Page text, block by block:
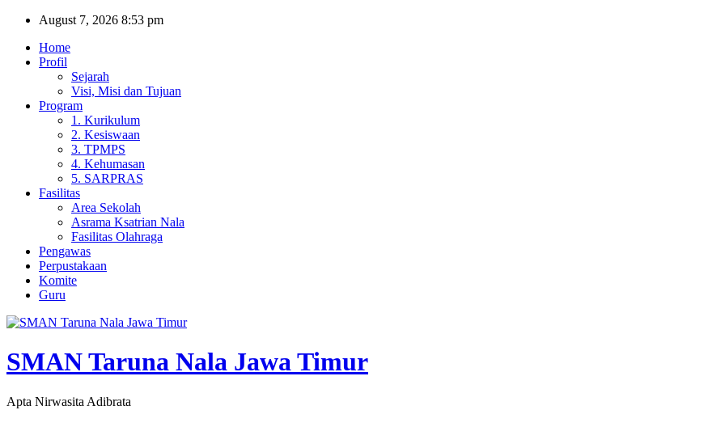
Skip
content
August 7, 2026 8:53 pm
Home
Profil
Sejarah
Visi, Misi dan Tujuan
Program
1. Kurikulum
2. Kesiswaan
3. TPMPS
4. Kehumasan
5. SARPRAS
Fasilitas
Area Sekolah
Asrama Ksatrian Nala
Fasilitas Olahraga
Pengawas
Perpustakaan
Komite
Guru
SMAN Taruna Nala Jawa Timur
Apta Nirwasita Adibrata